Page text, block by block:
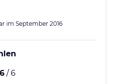
im September 2016
6 / 6